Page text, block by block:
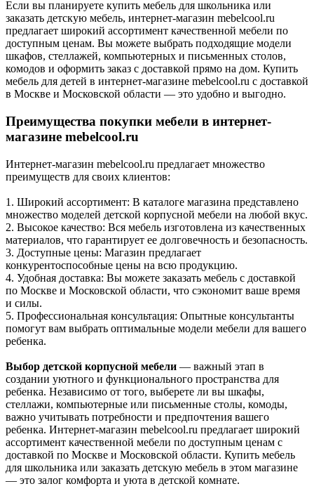
Если вы планируете купить мебель для школьника или
заказать детскую мебель, интернет-магазин mebelcool.ru
предлагает широкий ассортимент качественной мебели по
доступным ценам. Вы можете выбрать подходящие модели
шкафов, стеллажей, компьютерных и письменных столов,
комодов и оформить заказ с доставкой прямо на дом. Купить
мебель для детей в интернет-магазине mebelcool.ru с доставкой
в Москве и Московской области — это удобно и выгодно.
Преимущества покупки мебели в интернет-
магазине mebelcool.ru
Интернет-магазин mebelcool.ru предлагает множество
преимуществ для своих клиентов:
1. Широкий ассортимент: В каталоге магазина представлено
множество моделей детской корпусной мебели на любой вкус.
2. Высокое качество: Вся мебель изготовлена из качественных
материалов, что гарантирует ее долговечность и безопасность.
3. Доступные цены: Магазин предлагает
конкурентоспособные цены на всю продукцию.
4. Удобная доставка: Вы можете заказать мебель с доставкой
по Москве и Московской области, что сэкономит ваше время
и силы.
5. Профессиональная консультация: Опытные консультанты
помогут вам выбрать оптимальные модели мебели для вашего
ребенка.
Выбор детской корпусной мебели — важный этап в
создании уютного и функционального пространства для
ребенка. Независимо от того, выберете ли вы шкафы,
стеллажи, компьютерные или письменные столы, комоды,
важно учитывать потребности и предпочтения вашего
ребенка. Интернет-магазин mebelcool.ru предлагает широкий
ассортимент качественной мебели по доступным ценам с
доставкой по Москве и Московской области. Купить мебель
для школьника или заказать детскую мебель в этом магазине
— это залог комфорта и уюта в детской комнате.